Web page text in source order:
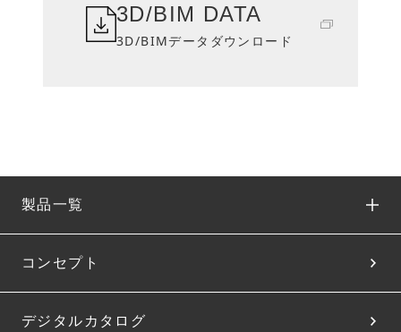
3D/BIM DATA
3D/BIMデータダウンロード
製品一覧
コンセプト
デジタルカタログ